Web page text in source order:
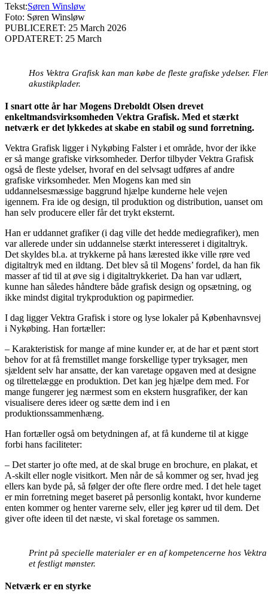
Tekst:Søren Winsløw
Foto: Søren Winsløw
PUBLICERET: 25 March 2026
OPDATERET: 25 March
Hos Vektra Grafisk kan man købe de fleste grafiske ydelser.
akustikplader.
I snart otte år har Mogens Dreboldt Olsen drevet
enkeltmandsvirksomheden Vektra Grafisk. Med et stærkt
netværk er det lykkedes at skabe en stabil og sund forretning.
Vektra Grafisk ligger i Nykøbing Falster i et område, hvor der ikke
er så mange grafiske virksomheder. Derfor tilbyder Vektra Grafisk
også de fleste ydelser, hvoraf en del selvsagt udføres af andre
grafiske virksomheder. Men Mogens kan med sin
uddannelsesmæssige baggrund hjælpe kunderne hele vejen
igennem. Fra ide og design, til produktion og distribution, uanset om
han selv producere eller får det trykt eksternt.
Han er uddannet grafiker (i dag ville det hedde mediegrafiker), men
var allerede under sin uddannelse stærkt interesseret i digitaltryk.
Det skyldes bl.a. at trykkerne på hans lærested ikke ville røre ved
digitaltryk med en ildtang. Det blev så til Mogens’ fordel, da han fik
masser af tid til at øve sig i digitaltrykkeriet. Da han var udlært,
kunne han således håndtere både grafisk design og opsætning, og
ikke mindst digital trykproduktion og papirmedier.
I dag ligger Vektra Grafisk i store og lyse lokaler på Københavnsvej
i Nykøbing. Han fortæller:
– Karakteristisk for mange af mine kunder er, at de har et pænt stort
behov for at få fremstillet mange forskellige typer tryksager, men
sjældent selv har ansatte, der kan varetage opgaven med at designe
og tilrettelægge en produktion. Det kan jeg hjælpe dem med. For
mange fungerer jeg nærmest som en ekstern husgrafiker, der kan
visualisere deres ideer og sætte dem ind i en
produktionssammenhæng.
Han fortæller også om betydningen af, at få kunderne til at kigge
forbi hans faciliteter:
– Det starter jo ofte med, at de skal bruge en brochure, en plakat, et
A-skilt eller nogle visitkort. Men når de så kommer og ser, hvad jeg
ellers kan byde på, så følger der ofte flere ordre med. I det hele taget
er min forretning meget baseret på personlig kontakt, hvor kunderne
enten kommer og henter varerne selv, eller jeg kører ud til dem. Det
giver ofte ideen til det næste, vi skal foretage os sammen.
Print på specielle materialer er en af kompetencerne hos
et festligt mønster.
Netværk er en styrke